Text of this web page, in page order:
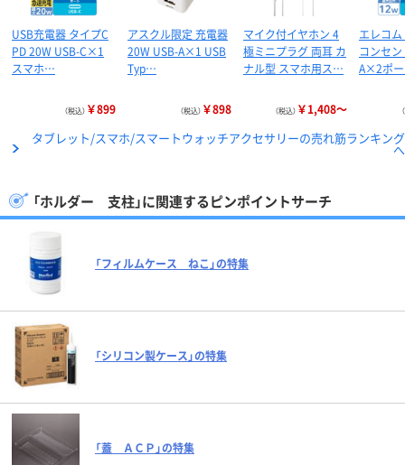
USB充電器 タイプC
PD 20W USB-C×1
スマホ…
（税込） ￥899
アスクル限定 充電器
20W USB-A×1 USB
Typ…
（税込） ￥898
マイク付イヤホン 4
極ミニプラグ 両耳 カ
ナル型 スマホ用ス…
（税込） ￥1,408～
エレコ
コンセ
A×2ポ
タブレット/スマホ/スマートウォッチアクセサリーの売れ筋ランキング
へ
「ホルダー 支柱」に関連するピンポイントサーチ
「フィルムケース ねこ」の特集
「シリコン製ケース」の特集
「蓋 ＡＣＰ」の特集